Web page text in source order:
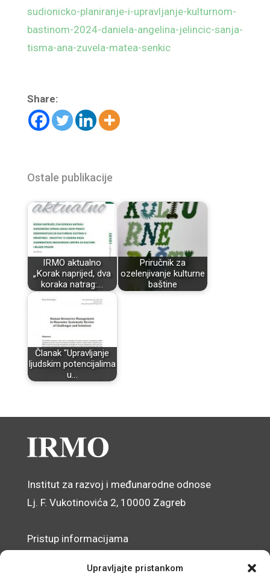
Upravljajte pristankom
sudionicko-planiranje-i-upravljanje-kulturnom-
bastinom-2024-daniela-angelina-jelincic-sanja-
tisma-ana-zuvela-matea-senkic
Share:
Ostale publikacije
IRMO aktualno
„Korak naprijed, dva
koraka natrag:…
Priručnik za
ozelenjivanje kulturne
baštine
Članak "Upravljanje
ljudskim potencijalima
u…
Institut za razvoj i međunarodne odnose
Lj. F. Vukotinovića 2, 10000 Zagreb
Pristup informacijama
Izjava o pristupačnosti mrežnog sjedišta